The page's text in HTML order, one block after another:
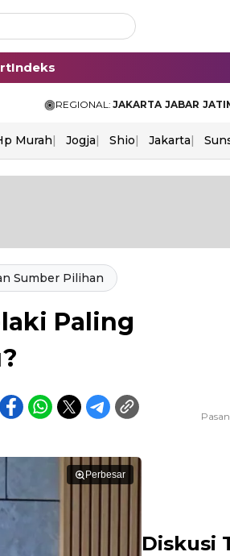
Indeks
REGIONAL: JAKARTA JABAR
Murah Jogja Shio Jakarta
Sumber Pilihan
Paling
Perbesar
Diskusi